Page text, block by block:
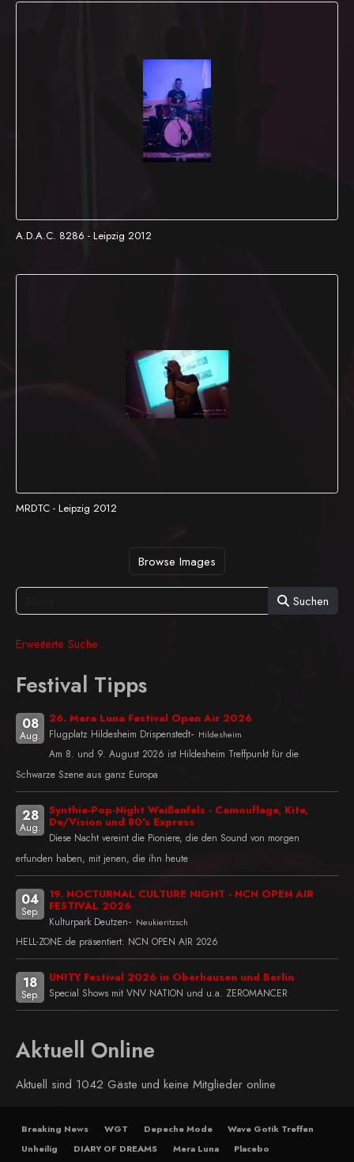
A.D.A.C. 8286 - Leipzig 2012
MRDTC - Leipzig 2012
Browse Images
Suchen
Erweiterte Suche
Festival Tipps
08
Aug.
26. Mera Luna Festival Open Air 2026
Flugplatz Hildesheim Drispenstedt- Hildesheim
Am 8. und 9. August 2026 ist Hildesheim Treffpunkt für die
Schwarze Szene aus ganz Europa
28
Aug.
Synthie-Pop-Night Weißenfels - Camouflage, Kite,
De/Vision und 80's Express
Diese Nacht vereint die Pioniere, die den Sound von morgen
erfunden haben, mit jenen, die ihn heute
04
Sep.
19. NOCTURNAL CULTURE NIGHT - NCN OPEN AIR
FESTIVAL 2026
Kulturpark Deutzen- Neukieritzsch
HELL-ZONE.de präsentiert: NCN OPEN AIR 2026
18
Sep.
UNITY Festival 2026 in Oberhausen und Berlin
Special Shows mit VNV NATION und u.a. ZEROMANCER
Aktuell Online
Aktuell sind 1042 Gäste und keine Mitglieder online
Breaking News WGT Depeche Mode
Wave Gotik Treffen
Unheilig
DIARY OF DREAMS Mera Luna Placebo